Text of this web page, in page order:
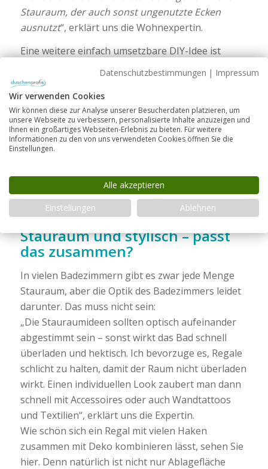
Stauraum, der auch sonst ungenutzte Ecken
ausnutzt“, erklärt uns die Wohnexpertin.
Eine weitere einfach umsetzbare DIY-Idee ist
übrigens eine selbstgebaute Leiter als
Handtuchablage. Diese lässt sich einfach an die
Wand lehnen und bei Bedarf umstellen:
Schon ein paar einfachen Holzleisten lassen sich
in eine Ablage für Fön und Co. verwandeln.
Hängen Sie dazu einfache Haken aus dem
wiederum Taschen und hängende Töpfchen
befestigen, in denen Sie Ihre Utensilien verstauen.
Stauraum und stylisch – passt
das zusammen?
In vielen Badezimmern gibt es zwar jede Menge
Stauraum, aber die Optik des Badezimmers leidet
darunter. Das muss nicht sein:
„Die Stauraumideen sollten optisch aufeinander
abgestimmt sein – sonst wirkt das Bad schnell
überladen und hektisch. Ich bevorzuge es, Regale
schlicht zu halten, damit der Raum nicht überladen
wirkt. Einen individuellen Look zaubert man dann
schnell mit Accessoires oder auch Wandtattoos
und Textilien“, erklärt uns die Expertin.
Wie schön sich ein Regal mit vielen Haken
zusammen mit Deko kombinieren lässt, sehen Sie
hier. Denn natürlich ist nicht nur Ablagefläche
Datenschutzbestimmungen | Impressum
Wir verwenden Cookies
Wir können diese zur Analyse unserer Besucherdaten platzieren, um
unsere Webseite zu verbessern, personalisierte Inhalte anzuzeigen und
Ihnen ein großartiges Webseiten-Erlebnis zu bieten. Für weitere
Informationen zu den von uns verwendeten Cookies öffnen Sie die
Einstellungen.
Alle akzeptieren
Einstellungen
Ablehnen